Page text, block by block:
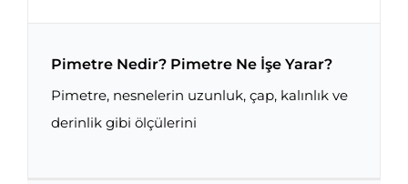
Pimetre Nedir? Pimetre Ne İşe Yarar?
Pimetre Nedir? Pimetre Ne İşe Yarar?
Pimetre, nesnelerin uzunluk, çap, kalınlık ve
derinlik gibi ölçülerini